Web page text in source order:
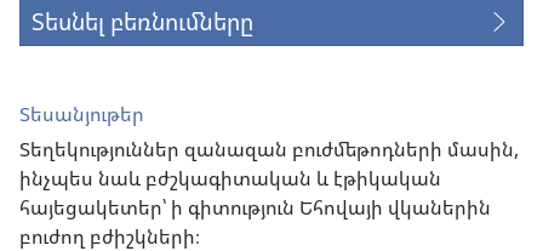
Տեսնել բեռնումները
Տեսանյութեր
Տեղեկություններ զանազան բուժմեթոդների մասին,
ինչպես նաև բժշկագիտական և էթիկական
հայեցակետեր՝ ի գիտություն Եհովայի վկաներին
բուժող բժիշկների։